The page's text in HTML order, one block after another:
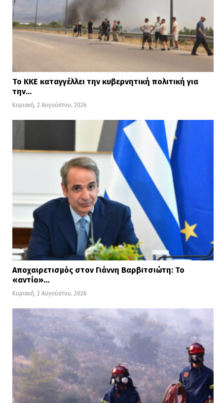
Το ΚΚΕ καταγγέλλει την κυβερνητική πολιτική για
την…
Κυριακή, 2 Αυγούστου, 2026
Αποχαιρετισμός στον Γιάννη Βαρβιτσιώτη: Το
«αντίο»…
Κυριακή, 2 Αυγούστου, 2026